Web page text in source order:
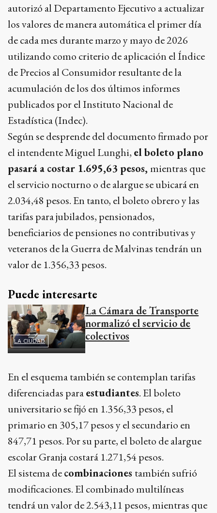
autorizó al Departamento Ejecutivo a actualizar
los valores de manera automática el primer día
de cada mes durante marzo y mayo de 2026
utilizando como criterio de aplicación el Índice
de Precios al Consumidor resultante de la
acumulación de los dos últimos informes
publicados por el Instituto Nacional de
Estadística (Indec).
Según se desprende del documento firmado por
el intendente Miguel Lunghi, el boleto plano
pasará a costar 1.695,63 pesos, mientras que
el servicio nocturno o de alargue se ubicará en
2.034,48 pesos. En tanto, el boleto obrero y las
tarifas para jubilados, pensionados,
beneficiarios de pensiones no contributivas y
veteranos de la Guerra de Malvinas tendrán un
valor de 1.356,33 pesos.
Puede interesarte
LA CIUDAD
La Cámara de Transporte
normalizó el servicio de
colectivos
En el esquema también se contemplan tarifas
diferenciadas paraestudiantes. El boleto
universitario se fijó en 1.356,33 pesos, el
primario en 305,17 pesos y el secundario en
847,71 pesos. Por su parte, el boleto de alargue
escolar Granja costará 1.271,54 pesos.
El sistema decombinaciones también sufrió
modificaciones. El combinado multilíneas
tendrá un valor de 2.543,11 pesos, mientras que